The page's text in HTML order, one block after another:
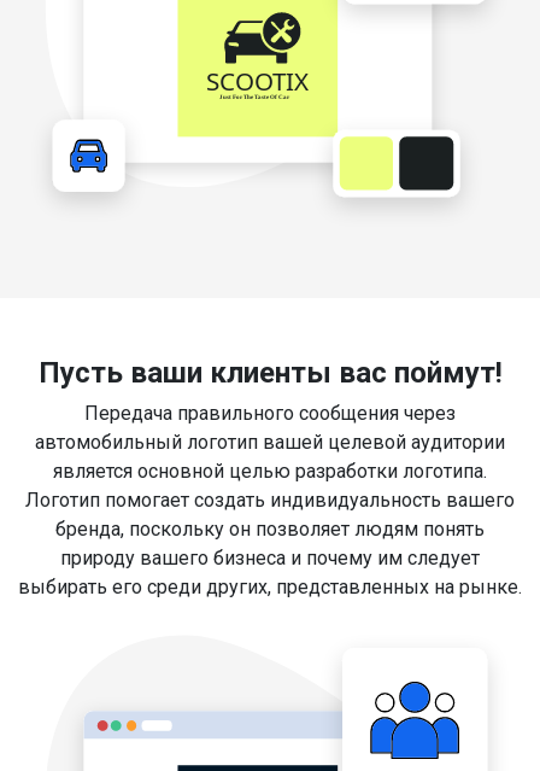
Пусть ваши клиенты вас поймут!
Передача правильного сообщения через
автомобильный логотип вашей целевой аудитории
является основной целью разработки логотипа.
Логотип помогает создать индивидуальность вашего
бренда, поскольку он позволяет людям понять
природу вашего бизнеса и почему им следует
выбирать его среди других, представленных на рынке.